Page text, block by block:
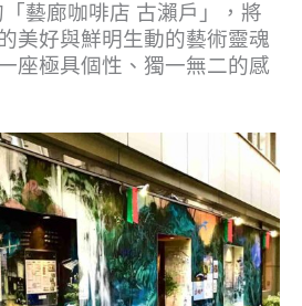
藝廊咖啡店 古瀨戶」，將
美好與鮮明生動的藝術靈魂
座極具個性、獨一無二的感